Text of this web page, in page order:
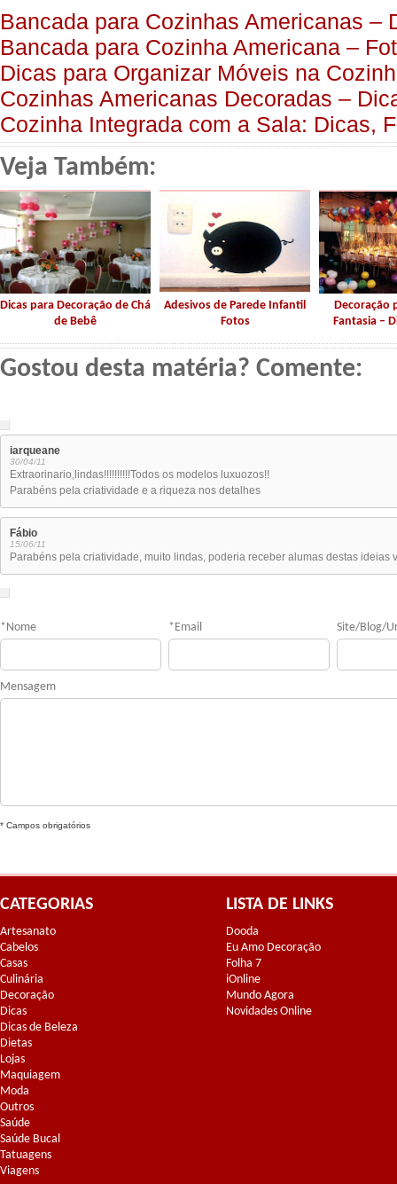
Bancada para Cozinhas Americanas –
Bancada para Cozinha Americana –
Dicas para Organizar Móveis na
Cozinhas Americanas Decoradas –
Cozinha Integrada com a Sala: Dicas,
Veja Também:
Dicas para Decoração de Chá
de Bebê
Adesivos de Parede Infantil
Fotos
Decoração
Fantasia –
Gostou desta matéria? Comente:
iarqueane
30/04/11
Extraorinario,lindas!!!!!!!!!!Todos os modelos luxuozos!!
Parabéns pela criatividade e a riqueza nos detalhes
Fábio
15/06/11
Parabéns pela criatividade, muito lindas, poderia receber alumas destas ideias
* Nome * Email Site/Blog/
Mensagem
* Campos obrigatórios
CATEGORIAS
Artesanato
Cabelos
Casas
Culinária
Decoração
Dicas
Dicas de Beleza
Dietas
Lojas
Maquiagem
Moda
Outros
Saúde
Saúde Bucal
Tatuagens
Viagens
LISTA DE LINKS
Dooda
Eu Amo Decoração
Folha 7
iOnline
Mundo Agora
Novidades Online